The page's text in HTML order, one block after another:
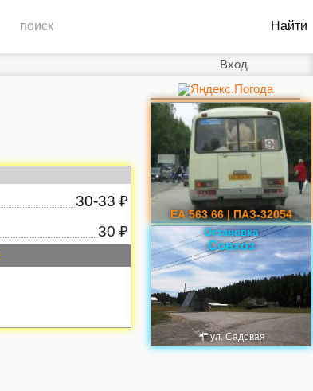
Вход
30-33 ₽
30 ₽
ЕА 563 66 | ПАЗ-32054
Остановка
Совхоз
ул. Садовая